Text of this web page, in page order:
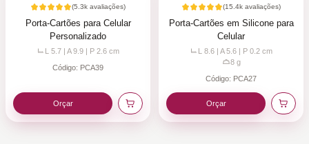
(5.3k avaliações)
Porta-Cartões para Celular
Personalizado
L 5.7 | A 9.9 | P 2.6 cm
Código: PCA39
Orçar
(15.4k avaliações)
Porta-Cartões em Silicone para
Celular
L 8.6 | A 5.6 | P 0.2 cm
8g
Código: PCA27
Orçar